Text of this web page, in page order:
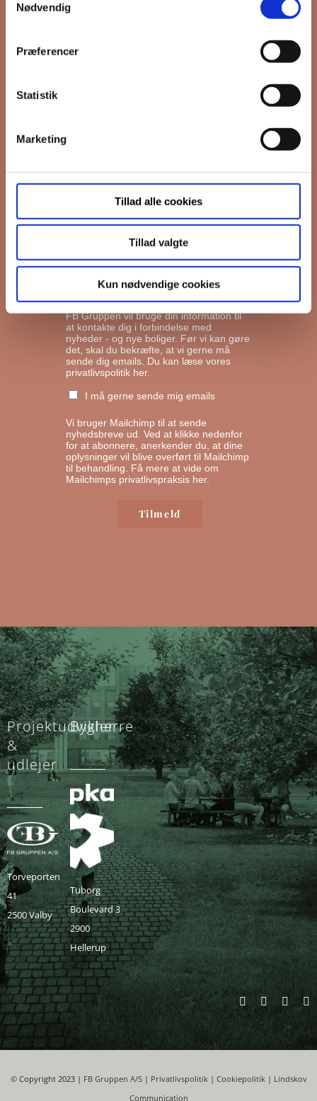
Nødvendig
Præferencer
Statistik
Marketing
Tillad alle cookies
Tillad valgte
Kun nødvendige cookies
Fornavn
Email
FB Gruppen vil bruge din information til
at kontakte dig i forbindelse med
nyheder - og nye boliger. Før vi kan gøre
det, skal du bekræfte, at vi gerne må
sende dig emails. Du kan læse vores
privatlivspolitik her.
I må gerne sende mig emails
Vi bruger Mailchimp til at sende
nyhedsbreve ud. Ved at klikke nedenfor
for at abonnere, anerkender du, at dine
oplysninger vil blive overført til Mailchimp
til behandling. Få mere at vide om
Mailchimps privatlivspraksis her.
Projektudvikler
&
udlejer
Torveporten
41
2500 Valby
Bygherre
Tuborg
Boulevard 3
2900
Hellerup
©Copyright 2023 | FB Gruppen A/S| Privatlivspolitik | Cookiepolitik | Lindskov
Communication